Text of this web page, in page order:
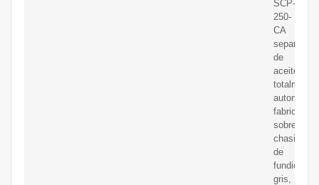
SCP-
250-
CA
separadora
de
aceite
totalmente
fabricada
sobre
chasis
de
fundición
gris,